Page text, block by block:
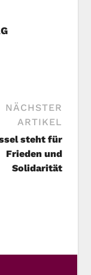
NÄCHSTER
ARTIKEL
steht für
Frieden und
Solidarität